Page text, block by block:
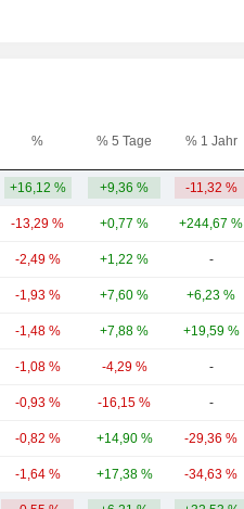
% % 5 Tage % 1 Jahr
+16,12 % +9,36 % -11,32 %
-13,29 % +0,77 % +244,67 %
-2,49 % +1,22 % -
-1,93 % +7,60 % +6,23 %
-1,48 % +7,88 % +19,59 %
-1,08 % -4,29 % -
-0,93 % -16,15 % -
-0,82 % +14,90 % -29,36 %
-1,64 % +17,38 % -34,63 %